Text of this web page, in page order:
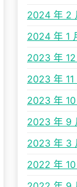
2024 年 2
2024 年 1
2023 年 12
2023 年 11
2023 年 10
2023 年 9
2023 年 3
2022 年 10